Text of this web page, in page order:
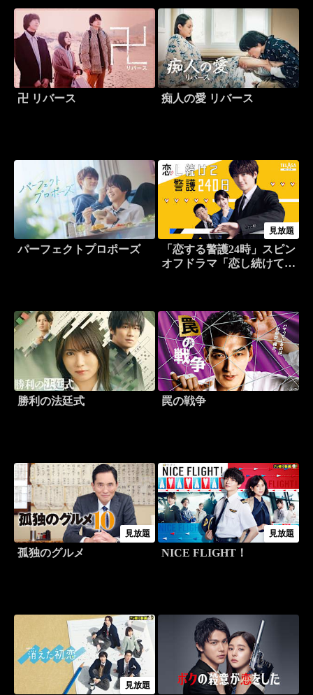
卍 リバース 痴人の愛 リバース
パーフェクトプロポーズ
見放題
「恋する警護24時」スピン
オフドラマ「恋し続けて警
勝利の法廷式 罠の戦争
見放題
孤独のグルメ
見放題
NICE FLIGHT！
見放題